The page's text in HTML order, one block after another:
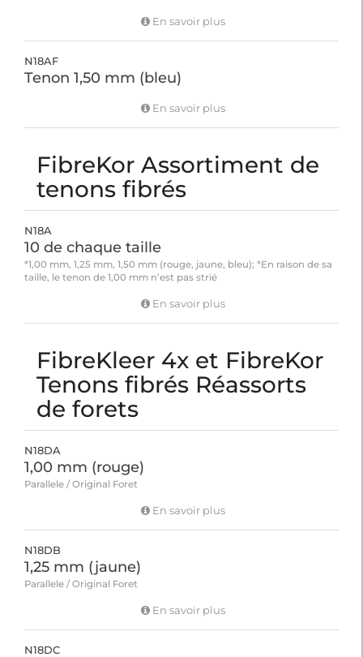
En savoir plus
N18AF
Tenon 1,50 mm (bleu)
En savoir plus
FibreKor Assortiment de
tenons fibrés
N18A
10 de chaque taille
*1,00 mm, 1,25 mm, 1,50 mm (rouge, jaune, bleu); *En raison de sa
taille, le tenon de 1,00 mm n’est pas strié
En savoir plus
FibreKleer 4x et FibreKor
Tenons fibrés Réassorts
de forets
N18DA
1,00 mm (rouge)
Parallele / Original Foret
En savoir plus
N18DB
1,25 mm (jaune)
Parallele / Original Foret
En savoir plus
N18DC